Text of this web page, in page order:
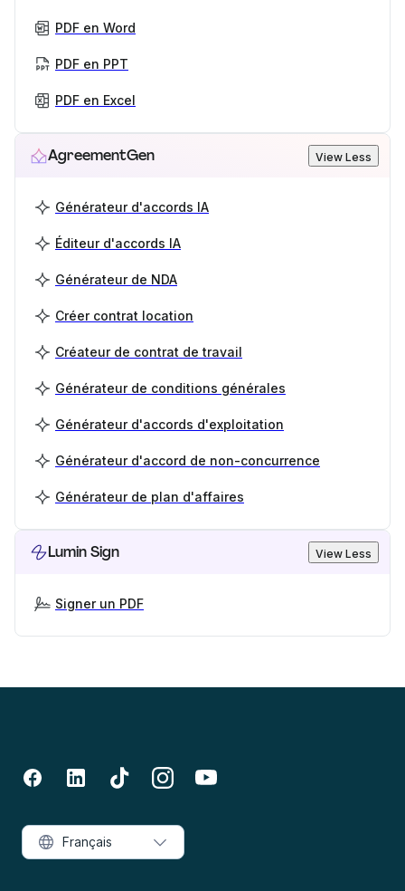
PDF en Word
PDF en PPT
PDF en Excel
AgreementGen View Less
Générateur d'accords IA
Éditeur d'accords IA
Générateur de NDA
Créer contrat location
Créateur de contrat de travail
Générateur de conditions générales
Générateur d'accords d'exploitation
Générateur d'accord de non-concurrence
Générateur de plan d'affaires
Lumin Sign View Less
Signer un PDF
Français